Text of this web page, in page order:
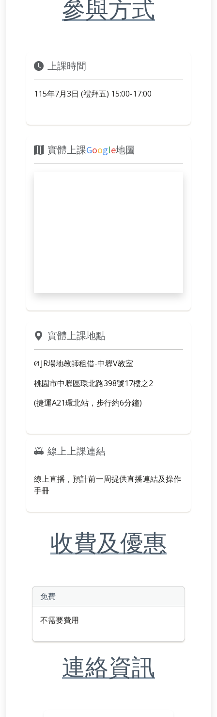
參與方式
上課時間
115年7月3日 (禮拜五) 15:00-17:00
實體上課Google地圖
實體上課地點
Ø JR場地教師租借-中壢V教室
桃園市中壢區環北路398號17樓之2
(捷運A21環北站，步行約6分鐘)
線上上課連結
線上直播，預計前一周提供直播連結及操作
手冊
收費及優惠
免費
不需要費用
連絡資訊